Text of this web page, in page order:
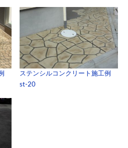
ステンシルコンクリート施工例
st-20